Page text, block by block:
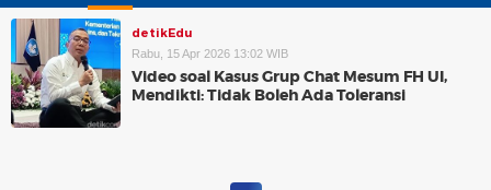
detikEdu
Rabu, 15 Apr 2026 13:02 WIB
Video soal Kasus Grup Chat Mesum FH UI,
Mendikti: Tidak Boleh Ada Toleransi